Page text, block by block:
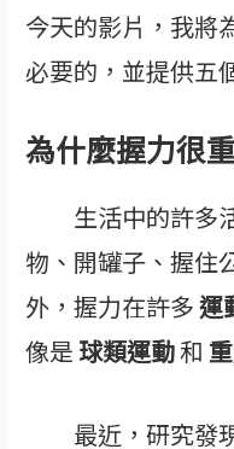
今天的影片，我將
必要的，並提供五
為什麼握力很
生活中的許多
物、開罐子、握住
外，握力在許多運
像是 球類運動和
最近，研究發